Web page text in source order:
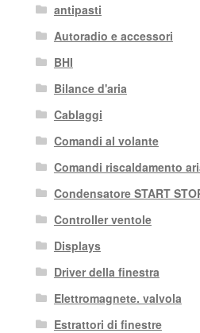
antipasti
Autoradio e accessori
BHI
Bilance d'aria
Cablaggi
Comandi al volante
Comandi riscaldamento
Condensatore START
Controller ventole
Displays
Driver della finestra
Elettromagnete. valvola
Estrattori di finestre